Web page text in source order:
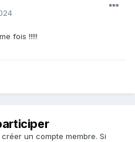
fois !!!!!
un compte membre. Si